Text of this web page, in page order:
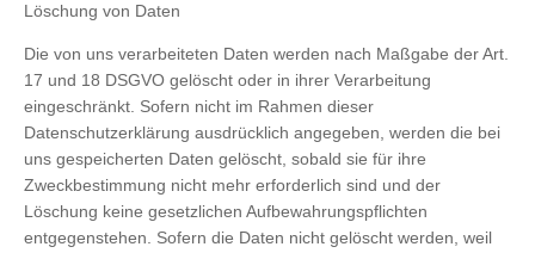
Löschung von Daten
Die von uns verarbeiteten Daten werden nach Maßgabe der Art.
17 und 18 DSGVO gelöscht oder in ihrer Verarbeitung
eingeschränkt. Sofern nicht im Rahmen dieser
Datenschutzerklärung ausdrücklich angegeben, werden die bei
uns gespeicherten Daten gelöscht, sobald sie für ihre
Zweckbestimmung nicht mehr erforderlich sind und der
Löschung keine gesetzlichen Aufbewahrungspflichten
entgegenstehen. Sofern die Daten nicht gelöscht werden, weil